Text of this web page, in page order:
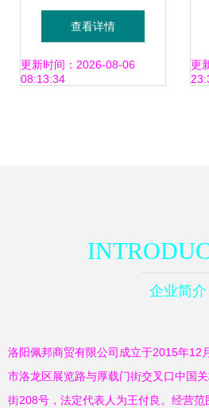
引入医疗器械管理
软件与电子产品
查看详情
更新时间：2026-08-06
08:13:34
更
企业简介
洛阳佩邦商贸有限公司成立于2015年12
市洛龙区展览路与厚载门街交叉口中国
街208号，法定代表人为王付良。经营